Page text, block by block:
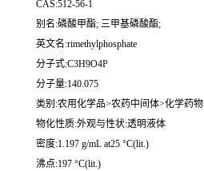
CAS:512-56-1
别名:磷酸甲酯; 三甲基磷酸酯;
英文名:rimethylphosphate
分子式:C3H9O4P
分子量:140.075
类别:农用化学品>农药中间体>化学药物
物化性质:外观与性状:透明液体
密度:1.197 g/mL at25 °C(lit.)
沸点:197 °C(lit.)